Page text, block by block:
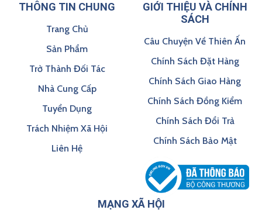
THÔNG TIN CHUNG
Trang Chủ
Sản Phẩm
Trở Thành Đối Tác
Nhà Cung Cấp
Tuyển Dụng
Trách Nhiệm Xã Hội
Liên Hệ
GIỚI THIỆU VÀ CHÍNH
SÁCH
Câu Chuyện Về Thiên Ấn
Chính Sách Đặt Hàng
Chính Sách Giao Hàng
Chính Sách Đồng Kiểm
Chính Sách Đổi Trả
Chính Sách Bảo Mật
MẠNG XÃ HỘI